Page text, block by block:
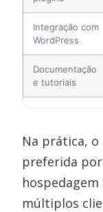
Integração com
WordPress
Documentação
e tutoriais
Na prática, o
preferida
múltiplos